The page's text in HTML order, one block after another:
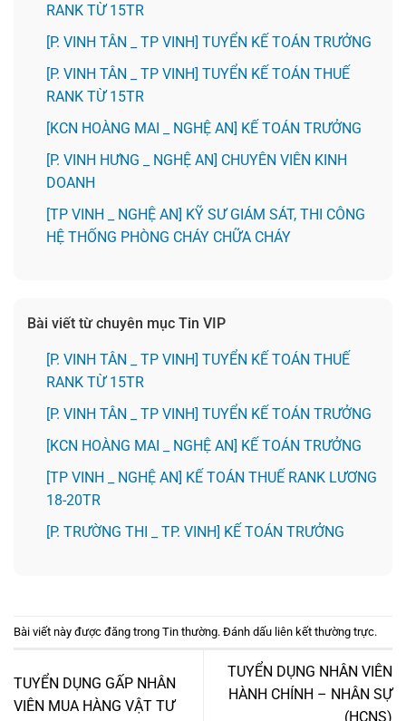
RANK TỪ 15TR
[P. VINH TÂN _ TP VINH] TUYỂN KẾ TOÁN TRƯỞNG
[P. VINH TÂN _ TP VINH] TUYỂN KẾ TOÁN THUẾ
RANK TỪ 15TR
️[KCN HOÀNG MAI _ NGHỆ AN] KẾ TOÁN TRƯỞNG
️[P. VINH HƯNG _ NGHỆ AN] CHUYÊN VIÊN KINH
DOANH
[TP VINH _ NGHỆ AN] KỸ SƯ GIÁM SÁT, THI CÔNG
HỆ THỐNG PHÒNG CHÁY CHỮA CHÁY
Bài viết từ chuyên mục Tin VIP
[P. VINH TÂN _ TP VINH] TUYỂN KẾ TOÁN THUẾ
RANK TỪ 15TR
[P. VINH TÂN _ TP VINH] TUYỂN KẾ TOÁN TRƯỞNG
️[KCN HOÀNG MAI _ NGHỆ AN] KẾ TOÁN TRƯỞNG
[TP VINH _ NGHỆ AN] KẾ TOÁN THUẾ RANK LƯƠNG
18-20TR
️[P. TRƯỜNG THI _ TP. VINH] KẾ TOÁN TRƯỞNG
Bài viết này được đăng trong Tin thường. Đánh dấu liên kết thường trực.
TUYỂN DỤNG GẤP NHÂN
VIÊN MUA HÀNG VẬT TƯ
TUYỂN DỤNG NHÂN VIÊN
HÀNH CHÍNH – NHÂN SỰ
(HCNS)